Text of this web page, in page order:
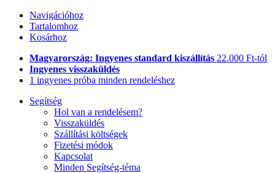
Navigációhoz
Tartalomhoz
Kosárhoz
Magyarország: Ingyenes standard kiszállítás 22.000 Ft-tól
Ingyenes visszaküldés
1 ingyenes próba minden rendeléshez
Segítség
Hol van a rendelésem?
Visszaküldés
Szállítási költségek
Fizetési módok
Kapcsolat
Minden Segítség-téma